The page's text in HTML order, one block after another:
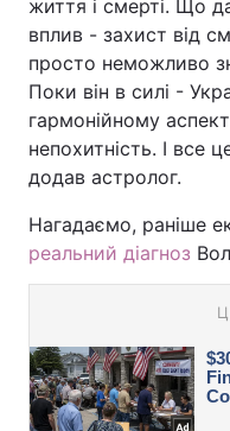
життя і смерті. Що
вплив - захист від
просто неможливо
Поки він в силі -
гармонійному
непохитність. І все
додав астролог.
Нагадаємо, раніше
реальний діагноз